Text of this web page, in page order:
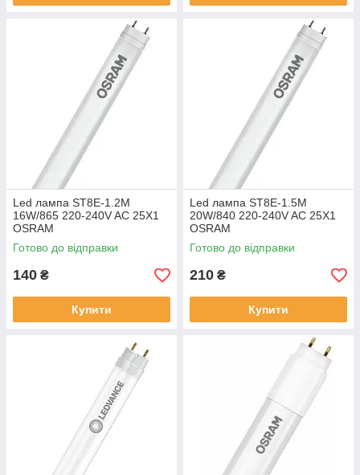
Led лампа ST8E-1.2M
16W/865 220-240V AC 25X1
OSRAM
Готово до відправки
140 ₴
Купити
Led лампа ST8E-1.5M
20W/840 220-240V AC 25X1
OSRAM
Готово до відправки
210 ₴
Купити